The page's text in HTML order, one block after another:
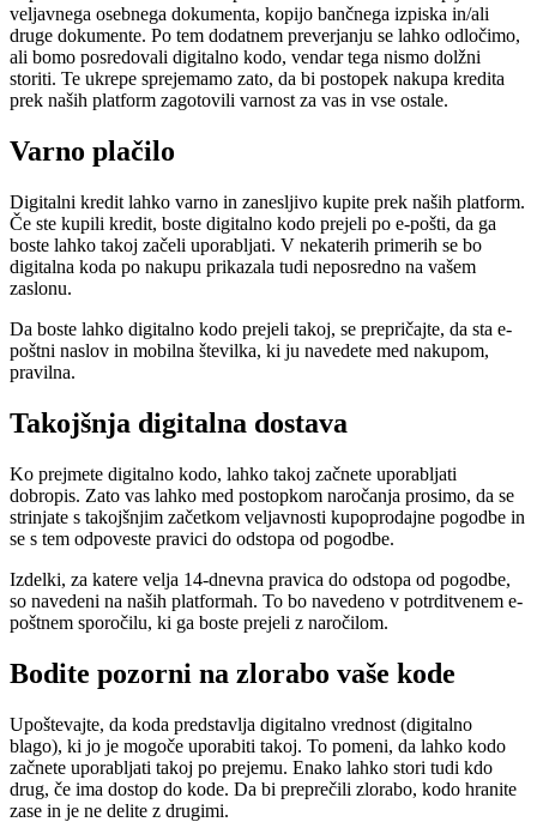
veljavnega osebnega dokumenta, kopijo bančnega izpiska in/ali
druge dokumente. Po tem dodatnem preverjanju se lahko odločimo,
ali bomo posredovali digitalno kodo, vendar tega nismo dolžni
storiti. Te ukrepe sprejemamo zato, da bi postopek nakupa kredita
prek naših platform zagotovili varnost za vas in vse ostale.
Varno plačilo
Digitalni kredit lahko varno in zanesljivo kupite prek naših platform.
Če ste kupili kredit, boste digitalno kodo prejeli po e-pošti, da ga
boste lahko takoj začeli uporabljati. V nekaterih primerih se bo
digitalna koda po nakupu prikazala tudi neposredno na vašem
zaslonu.
Da boste lahko digitalno kodo prejeli takoj, se prepričajte, da sta e-
poštni naslov in mobilna številka, ki ju navedete med nakupom,
pravilna.
Takojšnja digitalna dostava
Ko prejmete digitalno kodo, lahko takoj začnete uporabljati
dobropis. Zato vas lahko med postopkom naročanja prosimo, da se
strinjate s takojšnjim začetkom veljavnosti kupoprodajne pogodbe in
se s tem odpoveste pravici do odstopa od pogodbe.
Izdelki, za katere velja 14-dnevna pravica do odstopa od pogodbe,
so navedeni na naših platformah. To bo navedeno v potrditvenem e-
poštnem sporočilu, ki ga boste prejeli z naročilom.
Bodite pozorni na zlorabo vaše kode
Upoštevajte, da koda predstavlja digitalno vrednost (digitalno
blago), ki jo je mogoče uporabiti takoj. To pomeni, da lahko kodo
začnete uporabljati takoj po prejemu. Enako lahko stori tudi kdo
drug, če ima dostop do kode. Da bi preprečili zlorabo, kodo hranite
zase in je ne delite z drugimi.